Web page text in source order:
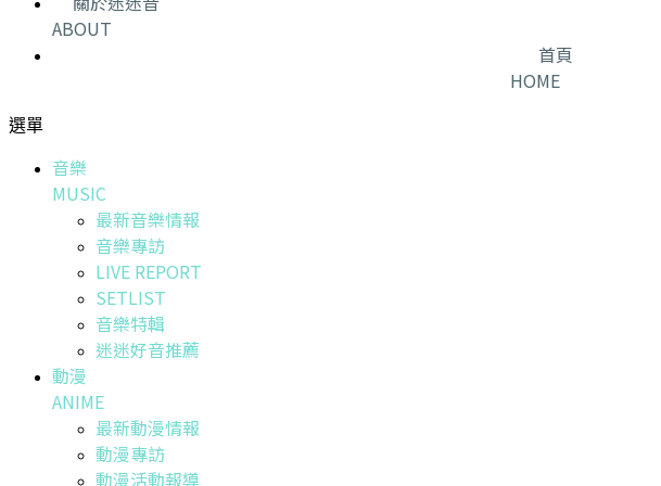
ABOUT
首頁
HOME
選單
音樂
MUSIC
最新音樂情報
音樂專訪
LIVE REPORT
SETLIST
音樂特輯
迷迷好音推薦
動漫
ANIME
最新動漫情報
動漫專訪
動漫活動報導